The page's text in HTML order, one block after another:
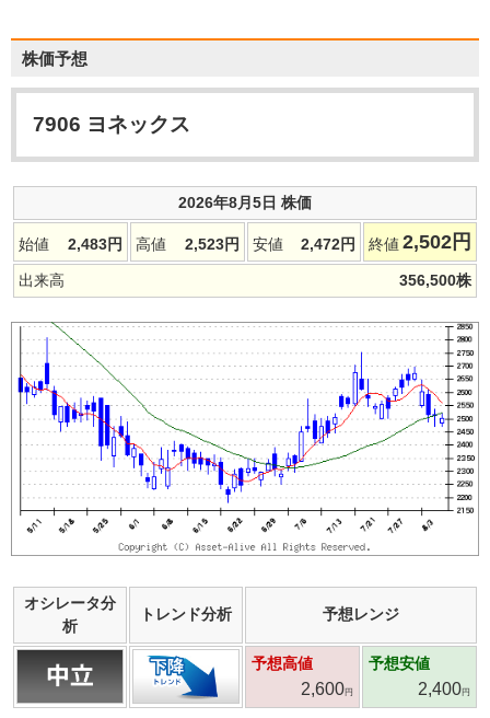
株価予想
7906 ヨネックス
2026年8月5日 株価
始値 2,483円 高値 2,523円 安値 2,472円 終値 2,502 円
出来高 356,500株
オシレータ分
析
トレンド分析 予想レンジ
予想高値
2,600円
予想安値
2,400円